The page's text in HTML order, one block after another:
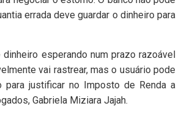
errada deve guardar o dinheiro para
esperando num prazo razoável
vai rastrear, mas o usuário pode
justificar no Imposto de Renda a
Gabriela Miziara Jajah.